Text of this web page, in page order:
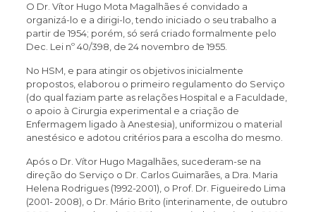
O Dr. Vítor Hugo Mota Magalhães é convidado a
organizá-lo e a dirigi-lo, tendo iniciado o seu trabalho a
partir de 1954; porém, só será criado formalmente pelo
Dec. Lei nº 40/398, de 24 novembro de 1955.
No HSM, e para atingir os objetivos inicialmente
propostos, elaborou o primeiro regulamento do Serviço
(do qual faziam parte as relações Hospital e a Faculdade,
o apoio à Cirurgia experimental e a criação de
Enfermagem ligado à Anestesia), uniformizou o material
anestésico e adotou critérios para a escolha do mesmo.
Após o Dr. Vítor Hugo Magalhães, sucederam-se na
direção do Serviço o Dr. Carlos Guimarães, a Dra. Maria
Helena Rodrigues (1992-2001), o Prof. Dr. Figueiredo Lima
(2001- 2008), o Dr. Mário Brito (interinamente, de outubro